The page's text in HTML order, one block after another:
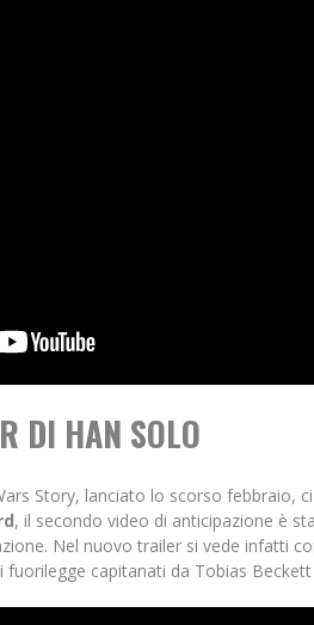
DI HAN SOLO
Story, lanciato lo scorso febbraio,
, il secondo video di anticipazione è
Nel nuovo trailer si vede infatti
fuorilegge capitanati da Tobias